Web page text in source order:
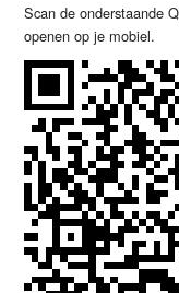
Scan de onderstaande
openen op je mobiel.